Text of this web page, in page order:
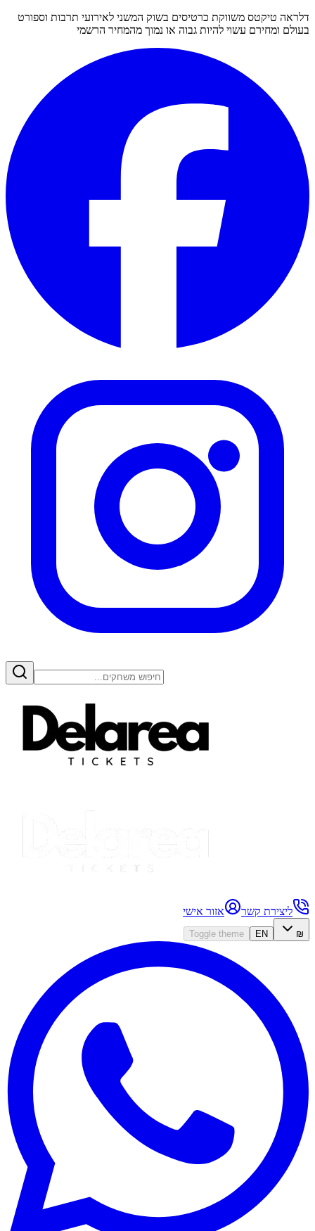
דלראה טיקטס משווקת כרטיסים בשוק המשני לאירועי תרבות וספורט
בעולם ומחירם עשוי להיות גבוה או נמוך מהמחיר הרשמי
ליצירת קשר אזור אישי
₪
EN
Toggle theme